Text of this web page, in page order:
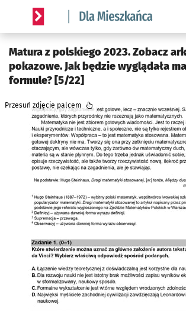
Serwis informacyjny wroclaw.pl
Matura z polskiego 2023. Zobacz
pokazowe. Jak będzie wyglądała
formule? [5/22]
Przesuń zdjęcie palcem